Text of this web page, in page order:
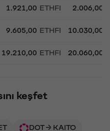
1.921,00 ETHFI 2.006,00
9.605,00 ETHFI 10.030,00
19.210,00 ETHFI 20.060,00
keşfet
DOT → KAITO